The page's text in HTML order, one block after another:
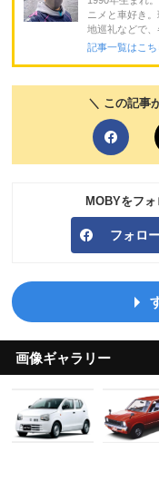
ニメと車好き
地巡礼などで、
記事一覧はこち
＼ この記事
MOBYをフ
フォロ
画像ギャラリー